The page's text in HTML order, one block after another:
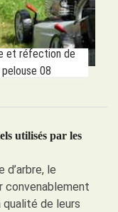
et réfection de
pelouse 08
utilisés par les
d’arbre, le
convenablement
de leurs